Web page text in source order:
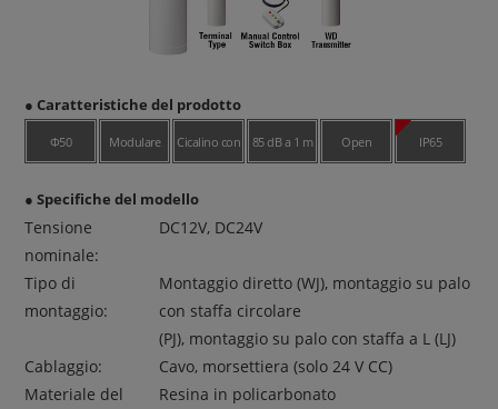
● Caratteristiche del prodotto
Φ50 Modulare Cicalino con 85 dB a 1 m Open IP65
● Specifiche del modello
Tensione
nominale:
DC12V, DC24V
Tipo di
montaggio:
Montaggio diretto (WJ), montaggio su palo
con staffa circolare
(PJ), montaggio su palo con staffa a L (LJ)
Cablaggio:
Cavo, morsettiera (solo 24 V CC)
Materiale del
Resina in policarbonato